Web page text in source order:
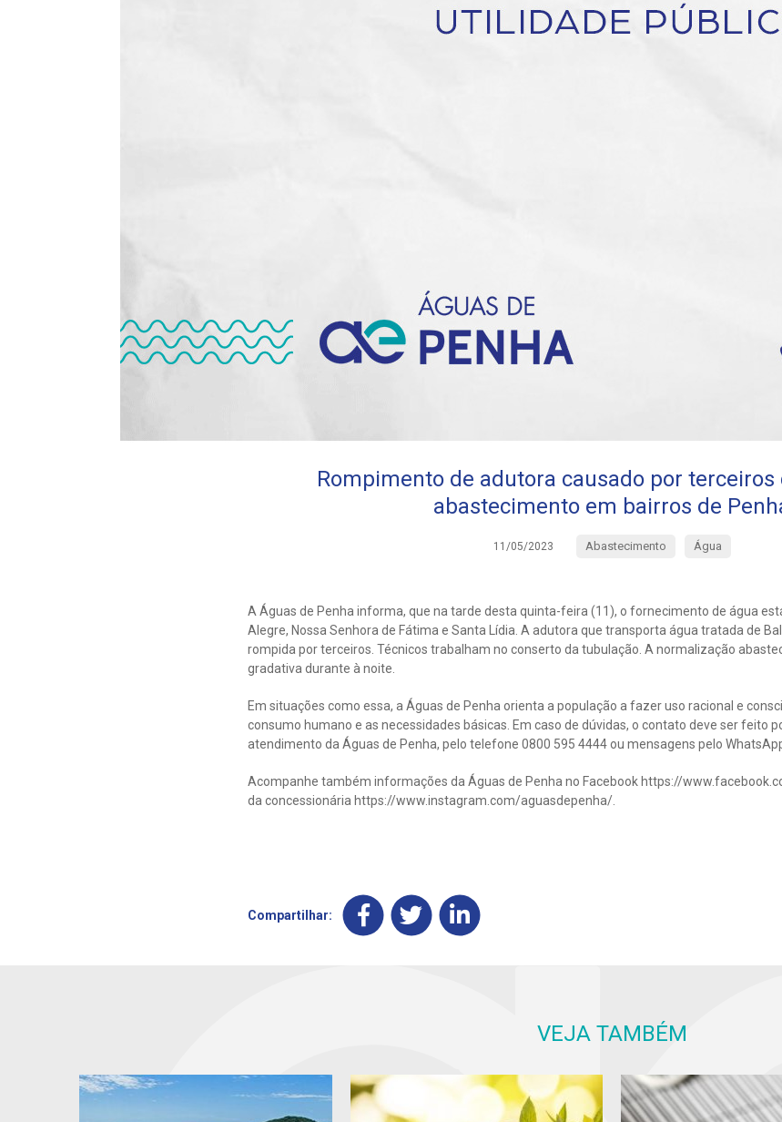
Rompimento de adutora causado por
abastecimento em bairros de
11/05/2023 Abastecimento Água
A Águas de Penha informa, que na tarde desta quinta-feira (11), o fornecimento de água
Alegre, Nossa Senhora de Fátima e Santa Lídia. A adutora que transporta água tratada de
rompida por terceiros. Técnicos trabalham no conserto da tubulação. A normalização
gradativa durante à noite.
Em situações como essa, a Águas de Penha orienta a população a fazer uso racional e
consumo humano e as necessidades básicas. Em caso de dúvidas, o contato deve ser feito
atendimento da Águas de Penha, pelo telefone 0800 595 4444 ou mensagens pelo
Acompanhe também informações da Águas de Penha no Facebook https://
da concessionária https://www.instagram.com/aguasdepenha/.
Compartilhar:
VEJA TAMBÉM